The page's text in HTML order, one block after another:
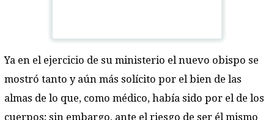
Ya en el ejercicio de su ministerio el nuevo obispo se
mostró tanto y aún más solícito por el bien de las
almas de lo que, como médico, había sido por el de los
cuerpos; sin embargo, ante el riesgo de ser él mismo